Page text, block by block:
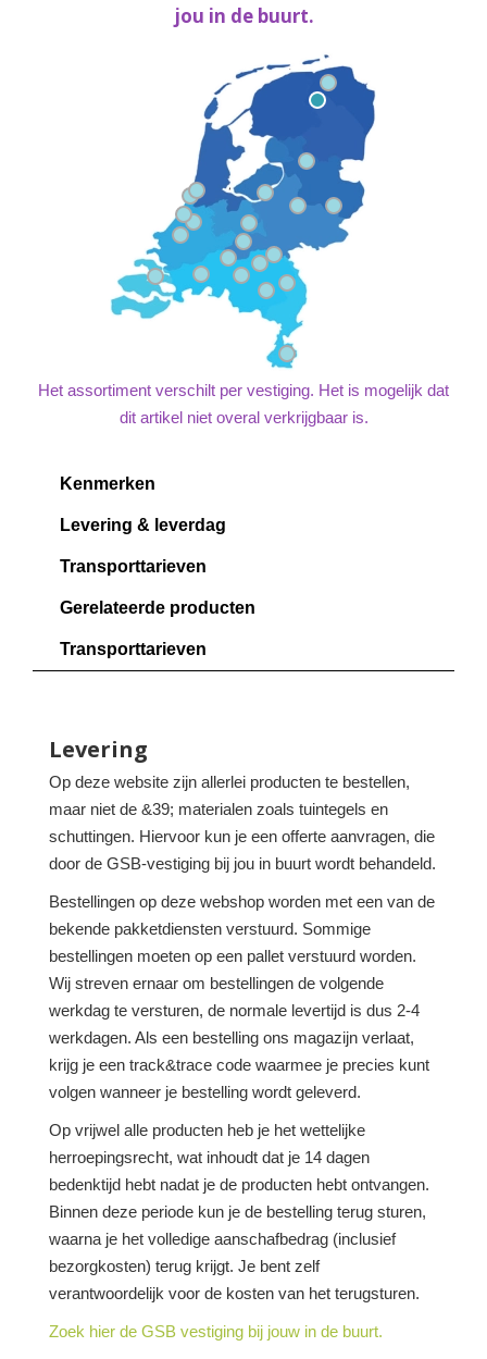
jou in de buurt.
Het assortiment verschilt per vestiging. Het is mogelijk dat
dit artikel niet overal verkrijgbaar is.
Kenmerken
Levering & leverdag
Transporttarieven
Gerelateerde producten
Transporttarieven
Levering
Op deze website zijn allerlei producten te bestellen,
maar niet de &39; materialen zoals tuintegels en
schuttingen. Hiervoor kun je een offerte aanvragen, die
door de GSB-vestiging bij jou in buurt wordt behandeld.
Bestellingen op deze webshop worden met een van de
bekende pakketdiensten verstuurd. Sommige
bestellingen moeten op een pallet verstuurd worden.
Wij streven ernaar om bestellingen de volgende
werkdag te versturen, de normale levertijd is dus 2-4
werkdagen. Als een bestelling ons magazijn verlaat,
krijg je een track&trace code waarmee je precies kunt
volgen wanneer je bestelling wordt geleverd.
Op vrijwel alle producten heb je het wettelijke
herroepingsrecht, wat inhoudt dat je 14 dagen
bedenktijd hebt nadat je de producten hebt ontvangen.
Binnen deze periode kun je de bestelling terug sturen,
waarna je het volledige aanschafbedrag (inclusief
bezorgkosten) terug krijgt. Je bent zelf
verantwoordelijk voor de kosten van het terugsturen.
Zoek hier de GSB vestiging bij jouw in de buurt.